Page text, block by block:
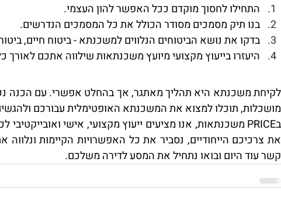
התחילו לחסוך מוקדם ככל האפשר להון העצמי.
בנו תיק מסמכים מסודר הכולל את כל המסמכים הנדרשים.
בדקו את נושא הביטוחים הנלווים למשכנתא - ביטוח חיים,
היעזרו בייעוץ מקצועי מיועץ משכנתאות שילווה אתכם לאורך
מושכלות, תוכלו למצוא את המשכנתא האופטימלית עבורכם
קשר עוד היום ובואו נתחיל את המסע לדירה משלכם.